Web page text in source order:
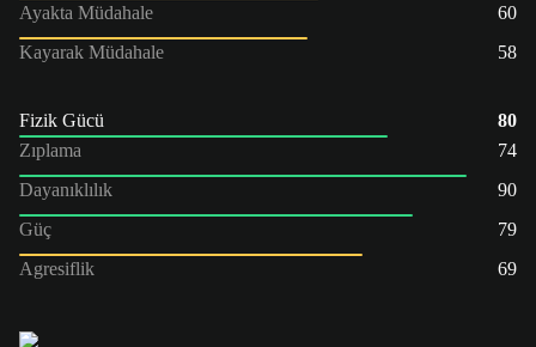
Ayakta Müdahale
60
Kayarak Müdahale
58
Fizik Gücü
80
Zıplama
74
Dayanıklılık
90
Güç
79
Agresiflik
69